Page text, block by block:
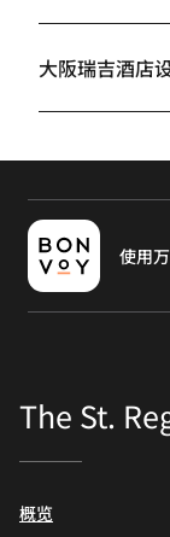
大阪瑞吉酒店
使用
The St.
概览